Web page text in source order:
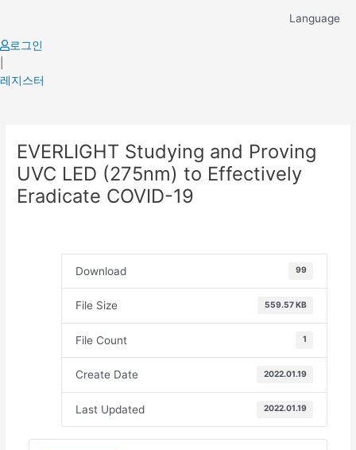
content
Language
로그인
레지스터
EVERLIGHT Studying and Proving
UVC LED (275nm) to Effectively
Eradicate COVID-19
Download 99
File Size 559.57 KB
File Count 1
Create Date 2022.01.19
Last Updated 2022.01.19
navigation